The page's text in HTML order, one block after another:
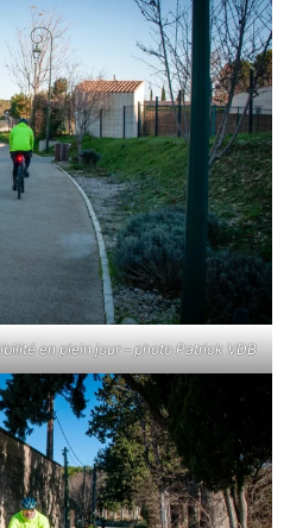
en plein jour – photo Patrick VDB